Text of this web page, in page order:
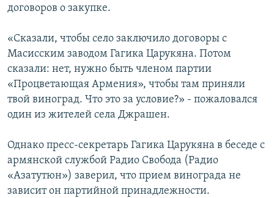
договоров о закупке.
«Сказали, чтобы село заключило договоры с
Масисским заводом Гагика Царукяна. Потом
сказали: нет, нужно быть членом партии
«Процветающая Армения», чтобы там приняли
твой виноград. Что это за условие?» - пожаловался
один из жителей села Джрашен.
Однако пресс-секретарь Гагика Царукяна в беседе с
армянской службой Радио Свобода (Радио
«Азатутюн») заверил, что прием винограда не
зависит он партийной принадлежности.